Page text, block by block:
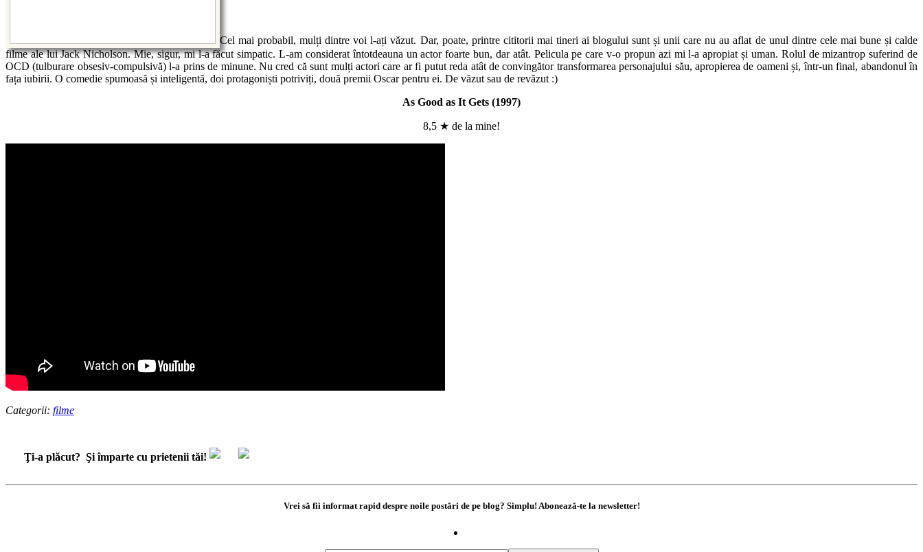
Cel mai probabil, mulți dintre voi l-ați văzut. Dar, poate, printre cititorii mai tineri ai blogului sunt și unii care nu au aflat de unul dintre cele mai bune și calde
filme ale lui Jack Nicholson. Mie, sigur, mi l-a făcut simpatic. L-am considerat întotdeauna un actor foarte bun, dar atât. Pelicula pe care v-o propun azi mi l-a apropiat și uman. Rolul de mizantrop suferind de
OCD (tulburare obsesiv-compulsivă) l-a prins de minune. Nu cred că sunt mulți actori care ar fi putut reda atât de convingător transformarea personajului său, apropierea de oameni și, într-un final, abandonul în
fața iubirii. O comedie spumoasă și inteligentă, doi protagoniști potriviți, două premii Oscar pentru ei. De văzut sau de revăzut :)
As Good as It Gets (1997)
8,5 ★ de la mine!
Categorii: filme
Ţi-a plăcut? Şi împarte cu prietenii tăi!
Vrei să fii informat rapid despre noile postări de pe blog? Simplu! Abonează-te la newsletter!